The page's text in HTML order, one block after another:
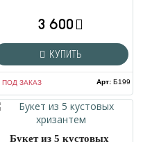
3 600
КУПИТЬ
ПОД ЗАКАЗ Арт:Б199
Букет из 5 кустовых